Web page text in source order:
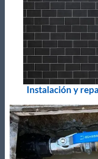
Instalación y